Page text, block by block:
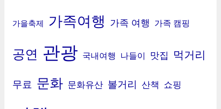
가을축제 가족여행 가족 여행 가족 캠핑
공연 관광 국내여행 나들이 맛집 먹거리
무료 문화 문화유산 볼거리 산책 쇼핑